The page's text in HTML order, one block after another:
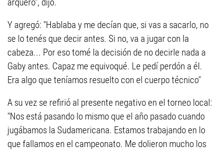
Y agregó: "Hablaba y me decían que, si vas a sacarlo, no
se lo tenés que decir antes. Si no, va a jugar con la
cabeza... Por eso tomé la decisión de no decirle nada a
Gaby antes. Capaz me equivoqué. Le pedí perdón a él.
Era algo que teníamos resuelto con el cuerpo técnico"
A su vez se refirió al presente negativo en el torneo local:
"Nos está pasando lo mismo que el año pasado cuando
jugábamos la Sudamericana. Estamos trabajando en lo
que fallamos en el campeonato. Me dolieron mucho los